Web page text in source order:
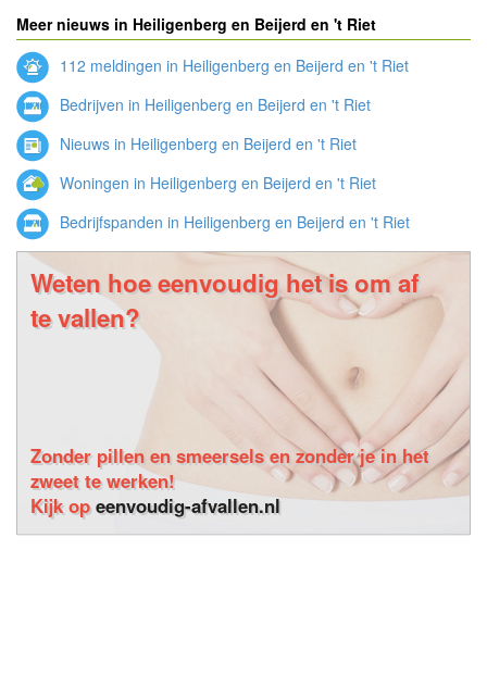
Meer nieuws in Heiligenberg en Beijerd en 't Riet
112 meldingen in Heiligenberg en Beijerd en 't Riet
Bedrijven in Heiligenberg en Beijerd en 't Riet
Nieuws in Heiligenberg en Beijerd en 't Riet
Woningen in Heiligenberg en Beijerd en 't Riet
Bedrijfspanden in Heiligenberg en Beijerd en 't Riet
Weten hoe eenvoudig het is om af
te vallen?
Zonder pillen en smeersels en zonder je in het
zweet te werken!
Kijk opeenvoudig-afvallen.nl